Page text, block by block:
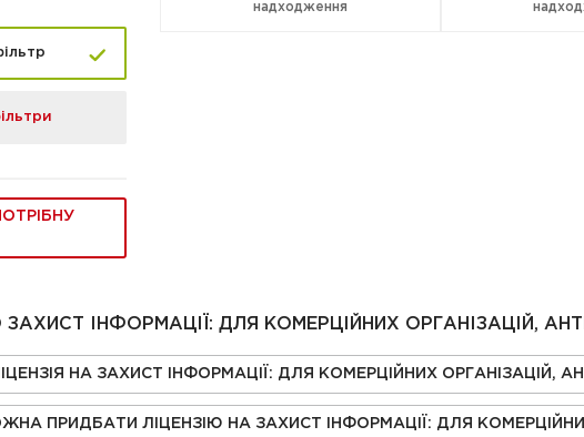
надходження
ІНФОРМАЦІЇ: ДЛЯ КОМЕРЦІЙНИХ ОРГАНІЗАЦІЙ,
НА ЗАХИСТ ІНФОРМАЦІЇ: ДЛЯ КОМЕРЦІЙНИХ ОРГАНІЗАЦІЙ,
ПРИДБАТИ ЛІЦЕНЗІЮ НА ЗАХИСТ ІНФОРМАЦІЇ: ДЛЯ